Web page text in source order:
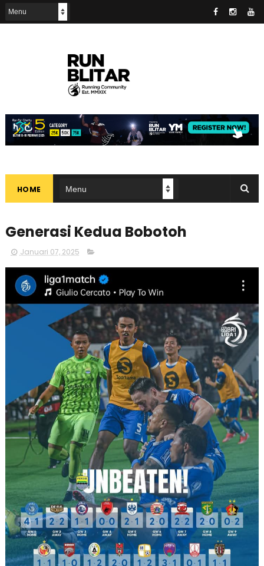
HOME
Generasi Kedua Bobotoh
Januari 07, 2025